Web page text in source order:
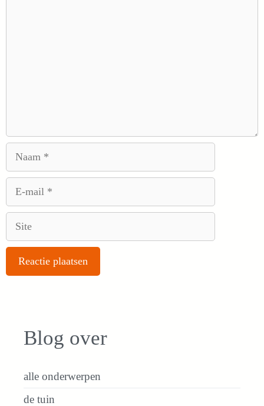
Blog over
alle onderwerpen
de tuin